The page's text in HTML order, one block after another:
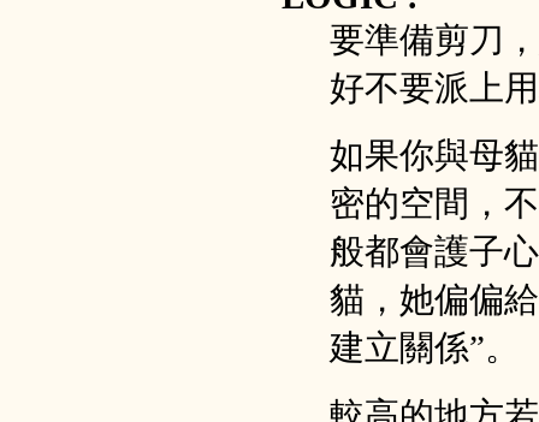
要準備剪刀
好不要派上
如果你與母
密的空間，
般都會護子
貓，她偏偏
建立關係”。